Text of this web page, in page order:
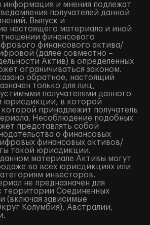
информация и мнения подлежат
получателей данной
Выпуск и
настоящего материала и иной
финансового
финансового актива/
(далее совместно –
Актив) в определенных
ограничиваться законом.
обратное, настоящий
только для лиц,
получателями данного
юрисдикции, в которой
которой принадлежит получатель
Несоблюдение подобных
представлять собой
о финансовых
финансовых активов/
такой юрисдикции.
материале Активы могут
во всех юрисдикциях или
инвесторов.
не предназначен для
территории Соединенных
(включая зависимые
Колумбия), Австралии,